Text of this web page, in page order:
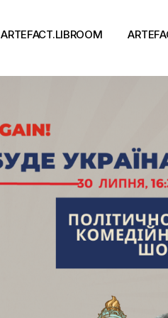
ARTEFACT.LIBROOM
Письменники
Події